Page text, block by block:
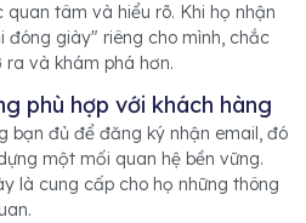
tâm và hiểu rõ. Khi họ nhận
giày" riêng cho mình, chắc
và khám phá hơn.
phù hợp với khách hàng
bạn đủ để đăng ký nhận email, đó
một mối quan hệ bền vững.
là cung cấp cho họ những thông